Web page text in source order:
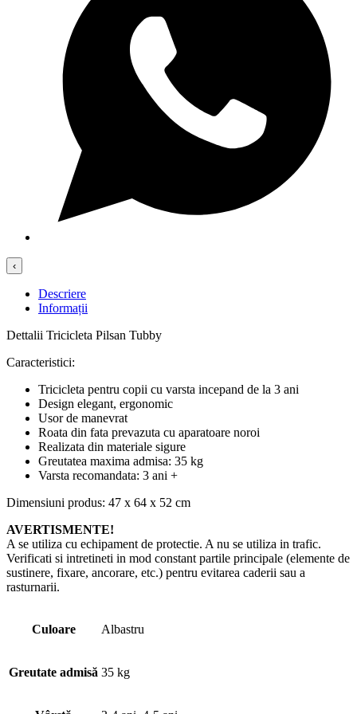
‹
Descriere
Informații
Dettalii Tricicleta Pilsan Tubby
Caracteristici:
Tricicleta pentru copii cu varsta incepand de la 3 ani
Design elegant, ergonomic
Usor de manevrat
Roata din fata prevazuta cu aparatoare noroi
Realizata din materiale sigure
Greutatea maxima admisa: 35 kg
Varsta recomandata: 3 ani +
Dimensiuni produs: 47 x 64 x 52 cm
AVERTISMENTE!
A se utiliza cu echipament de protectie. A nu se utiliza in trafic.
Verificati si intretineti in mod constant partile principale (elemente de
sustinere, fixare, ancorare, etc.) pentru evitarea caderii sau a
rasturnarii.
Culoare Albastru
Greutate admisă 35 kg